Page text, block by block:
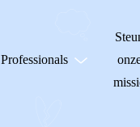
Professionals